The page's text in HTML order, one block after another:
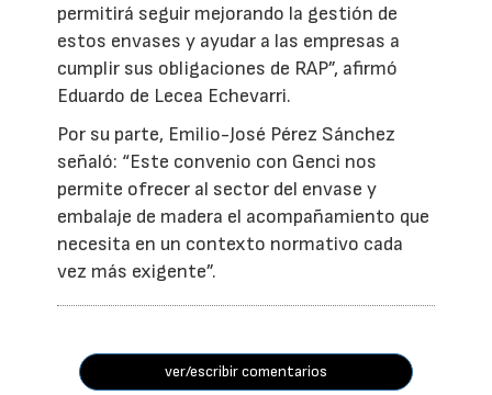
permitirá seguir mejorando la gestión de
estos envases y ayudar a las empresas a
cumplir sus obligaciones de RAP”, afirmó
Eduardo de Lecea Echevarri.
Por su parte, Emilio-José Pérez Sánchez
señaló: “Este convenio con Genci nos
permite ofrecer al sector del envase y
embalaje de madera el acompañamiento que
necesita en un contexto normativo cada
vez más exigente”.
ver/escribir comentarios